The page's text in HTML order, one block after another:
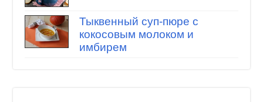
Тыквенный суп-пюре с
кокосовым молоком и
имбирем